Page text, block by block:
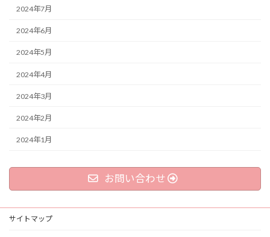
2024年7月
2024年6月
2024年5月
2024年4月
2024年3月
2024年2月
2024年1月
お問い合わせ
サイトマップ